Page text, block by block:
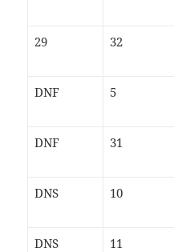
29 32
DNF 5
DNF
31
DNS 10
DNS 11